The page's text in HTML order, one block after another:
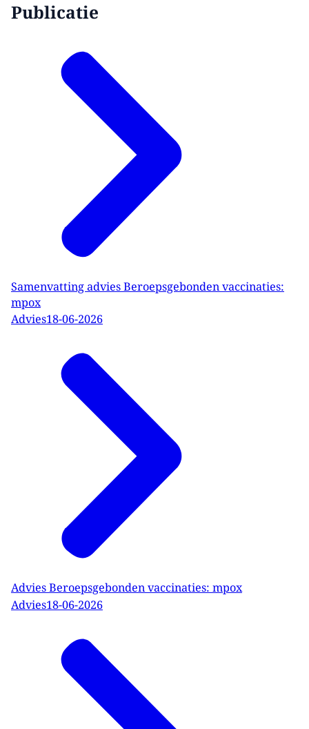
Publicatie
Samenvatting advies Beroepsgebonden vaccinaties:
mpox
Advies18-06-2026
Advies Beroepsgebonden vaccinaties: mpox
Advies18-06-2026